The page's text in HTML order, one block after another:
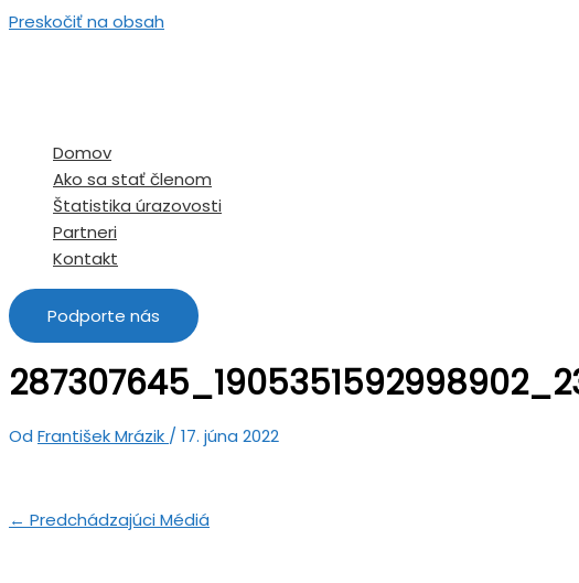
Preskočiť na obsah
Domov
Ako sa stať členom
Štatistika úrazovosti
Partneri
Kontakt
Podporte nás
Od František Mrázik /17. júna 2022
← Predchádzajúci Médiá